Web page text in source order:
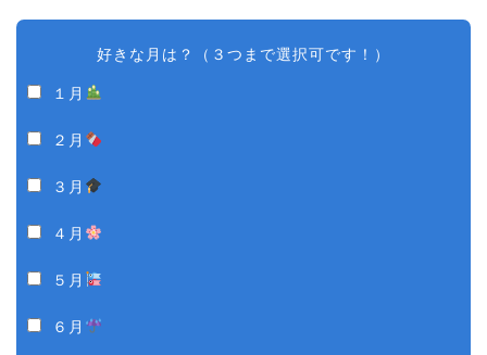
好きな月は？（３つまで選択可です！）
１月
２月
３月
４月
５月
６月